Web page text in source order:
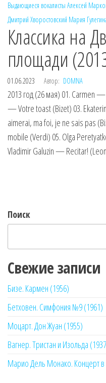
Выдающиеся вокалисты Алексей
Дмитрий Хворостовский Мария
Классика на
площади
01.06.2023 Автор: DOMNA
2013 год (26 мая) 01. Carmen
— Votre toast (Bizet) 03.
aimerai, ma foi, je ne sais pas
mobile (Verdi) 05. Olga
Vladimir Galuzin — Recitar!
Поиск
Свежие записи
Бизе. Кармен (1956)
Бетховен. Симфония №9 (1961)
Моцарт. Дон Жуан (1955)
Вагнер. Тристан и Изольда
Марио Дель Монако. Концерт